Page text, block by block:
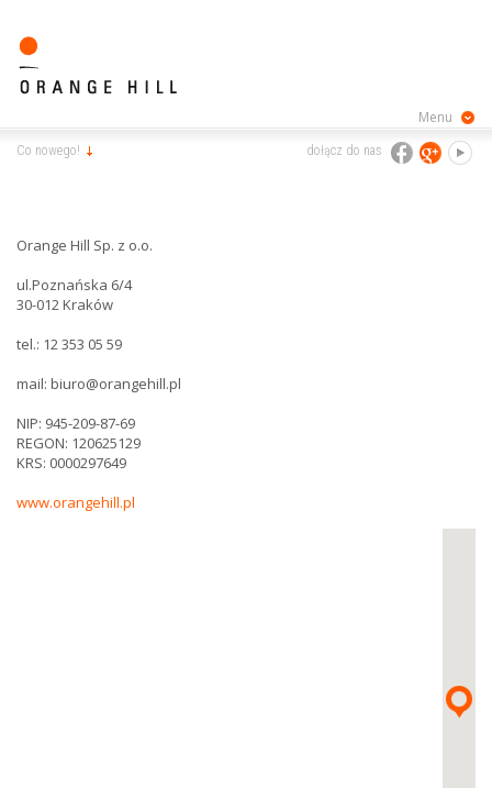
Menu
Co nowego! dołącz do nas
Orange Hill Sp. z o.o.
ul.Poznańska 6/4
30-012 Kraków
tel.: 12 353 05 59
mail: biuro@orangehill.pl
NIP: 945-209-87-69
REGON: 120625129
KRS: 0000297649
www.orangehill.pl